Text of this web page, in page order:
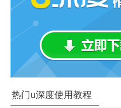
热门u深度使用教程